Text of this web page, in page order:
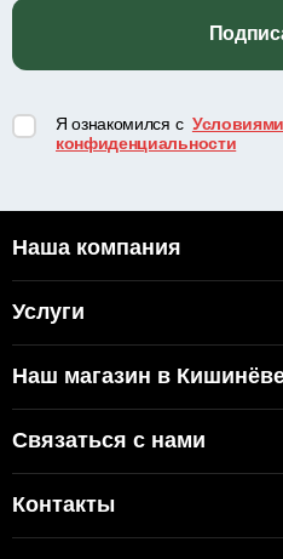
Я ознакомился с
конфиденциальности
Наша компания
Услуги
Наш магазин в
Связаться с нами
Контакты